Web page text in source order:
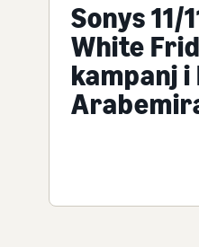
Sonys 11/
White
kampanj i